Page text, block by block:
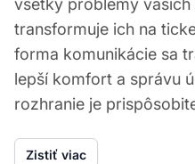
všetky problémy vašich
transformuje ich na
forma komunikácie sa
lepší komfort a správu
rozhranie je
Zistiť viac